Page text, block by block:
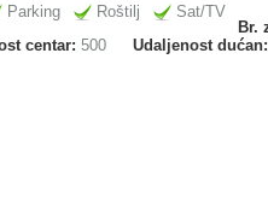
Parking Roštilj
Sat/TV
Br.
centar: 500 Udaljenost